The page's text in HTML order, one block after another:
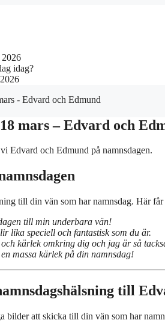
2026
idag?
mars – Edvard och
Edvard och Edmund på namnsdagen.
till din vän som har namnsdag. Här
till min underbara vän!
lika speciell och fantastisk som du är.
kärlek omkring dig och jag är så
massa kärlek på din namnsdag!
till
bilder att skicka till din vän som har